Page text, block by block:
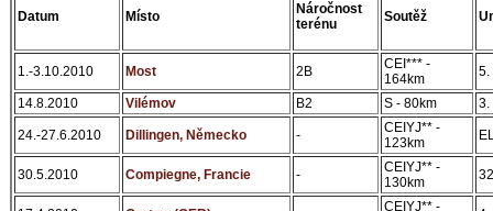
Datum Místo
Náročnost
terénu
Soutěž
1.-3.10.2010 Most 2B
CEI*** -
164km
5.
14.8.2010 Vilémov B2 S - 80km 3.
24.-27.6.2010 Dillingen, Německo -
CEIYJ** -
123km
30.5.2010 Compiegne, Francie -
CEIYJ** -
130km
CEIYJ** -